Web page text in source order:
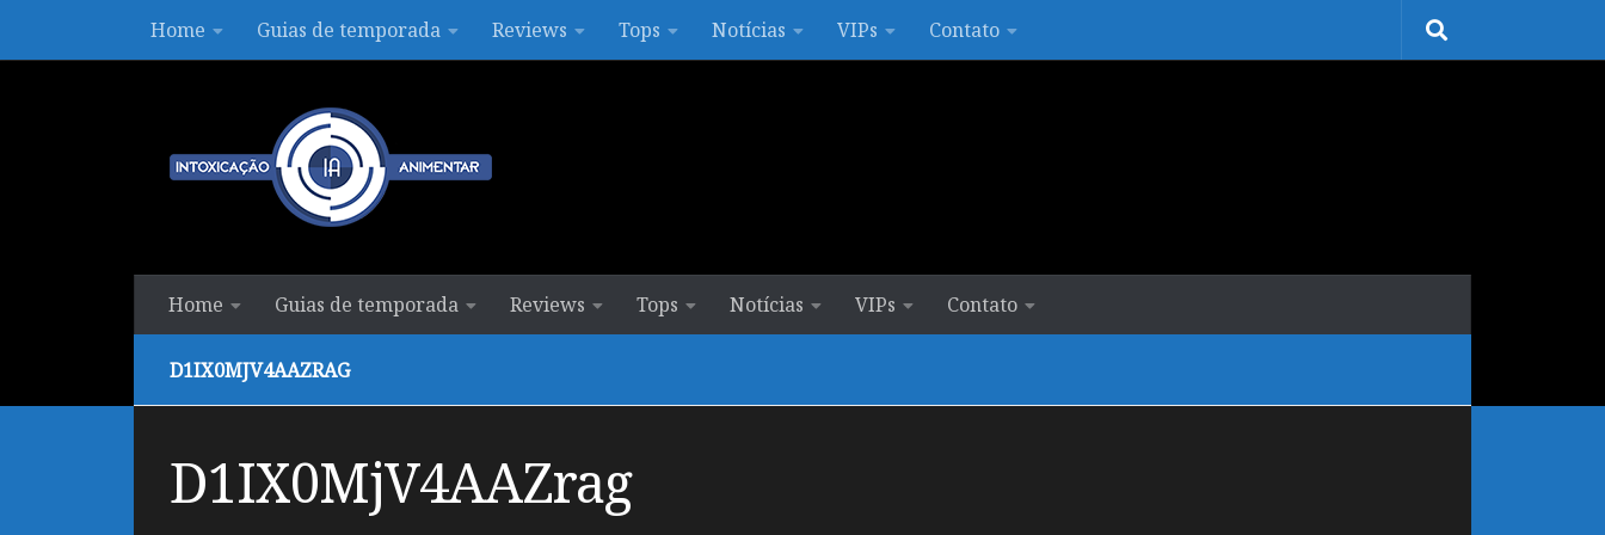
Skip to contentHome Guias de temporada Reviews Tops Notícias VIPs Contato
Home Guias de temporada Reviews Tops Notícias VIPs Contato
D1IX0MJV4AAZRAG
D1IX0MjV4AAZrag